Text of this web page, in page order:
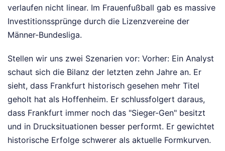
verlaufen nicht linear. Im Frauenfußball gab es massive
Investitionssprünge durch die Lizenzvereine der
Männer-Bundesliga.
Stellen wir uns zwei Szenarien vor: Vorher: Ein Analyst
schaut sich die Bilanz der letzten zehn Jahre an. Er
sieht, dass Frankfurt historisch gesehen mehr Titel
geholt hat als Hoffenheim. Er schlussfolgert daraus,
dass Frankfurt immer noch das "Sieger-Gen" besitzt
und in Drucksituationen besser performt. Er gewichtet
historische Erfolge schwerer als aktuelle Formkurven.